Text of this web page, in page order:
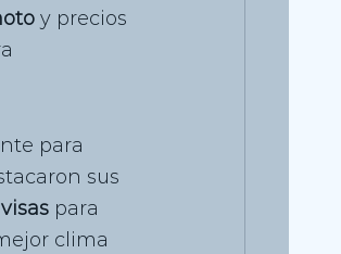
y precios
para
sus
visas para
clima